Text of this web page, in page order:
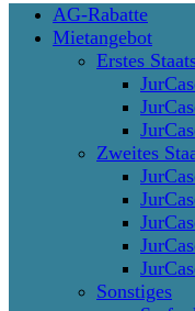
Close
AG-Rabatte
Mietangebot
Erstes
Zweites
Sonstiges